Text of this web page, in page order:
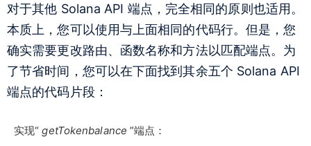
对于其他 Solana API 端点，完全相同的原则也适用。
本质上，您可以使用与上面相同的代码行。但是，您
确实需要更改路由、函数名称和方法以匹配端点。为
了节省时间，您可以在下面找到其余五个 Solana API
端点的代码片段：
实现“getTokenbalance ”端点：